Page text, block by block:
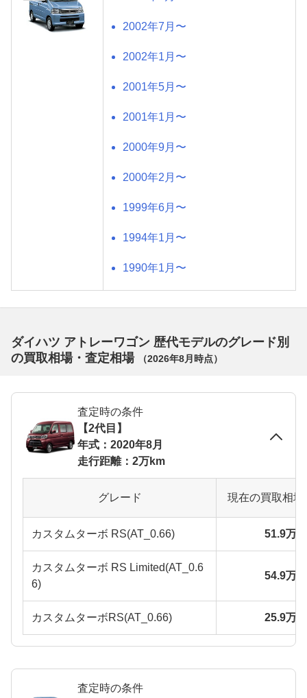
2002年7月〜
2002年1月〜
2001年5月〜
2001年1月〜
2000年9月〜
2000年2月〜
1999年6月〜
1994年1月〜
1990年1月〜
ダイハツ アトレーワゴン 歴代モデルのグレード別
の買取相場・査定相場
（2026年8月 時点）
査定時の条件
【2代目】
年式：2020年8月
走行距離：2万km
グレード 現在の買取相
カスタムターボ RS(AT_0.66) 51.9万
カスタムターボ RS Limited(AT_0.6
6)
54.9万
カスタムターボRS(AT_0.66) 25.9万
査定時の条件